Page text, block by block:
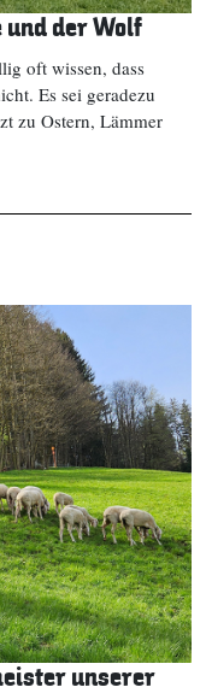
der Wolf
oft wissen, dass
Es sei geradezu
zu Ostern, Lämmer
unserer